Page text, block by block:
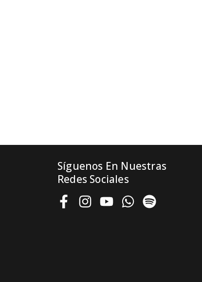
Síguenos En Nuestras
Redes Sociales